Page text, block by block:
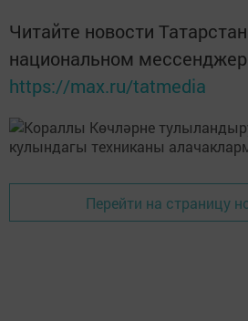
Читайте новости
национальном
https://max.ru/tatmedia
Перейти на страницу